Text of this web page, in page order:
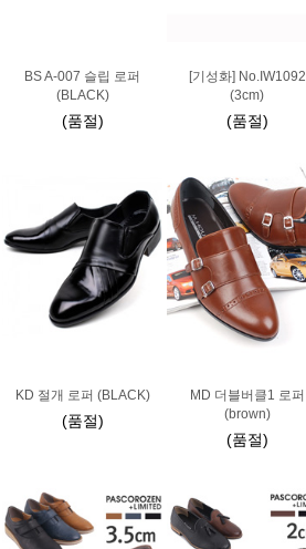
BS A-007 슬립 로퍼
(BLACK)
(품절)
[기성화] No.IW1092
(3cm)
(품절)
KD 절개 로퍼 (BLACK)
(품절)
MD 더블버클1 로퍼
(brown)
(품절)